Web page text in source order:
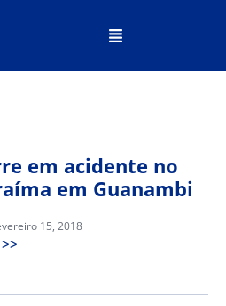
em acidente no
em Guanambi
15, 2018